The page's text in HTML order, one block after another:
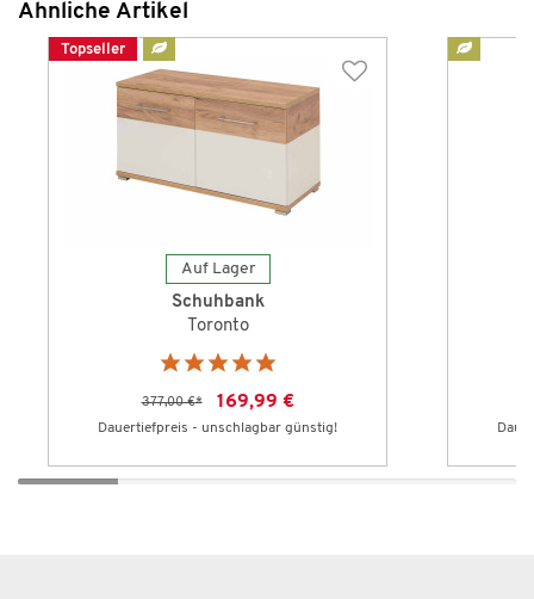
Ähnliche Artikel
Topseller
Auf Lager
Schuhbank
Toronto
377,00 €* 169,99 €
Dauertiefpreis - unschlagbar günstig!